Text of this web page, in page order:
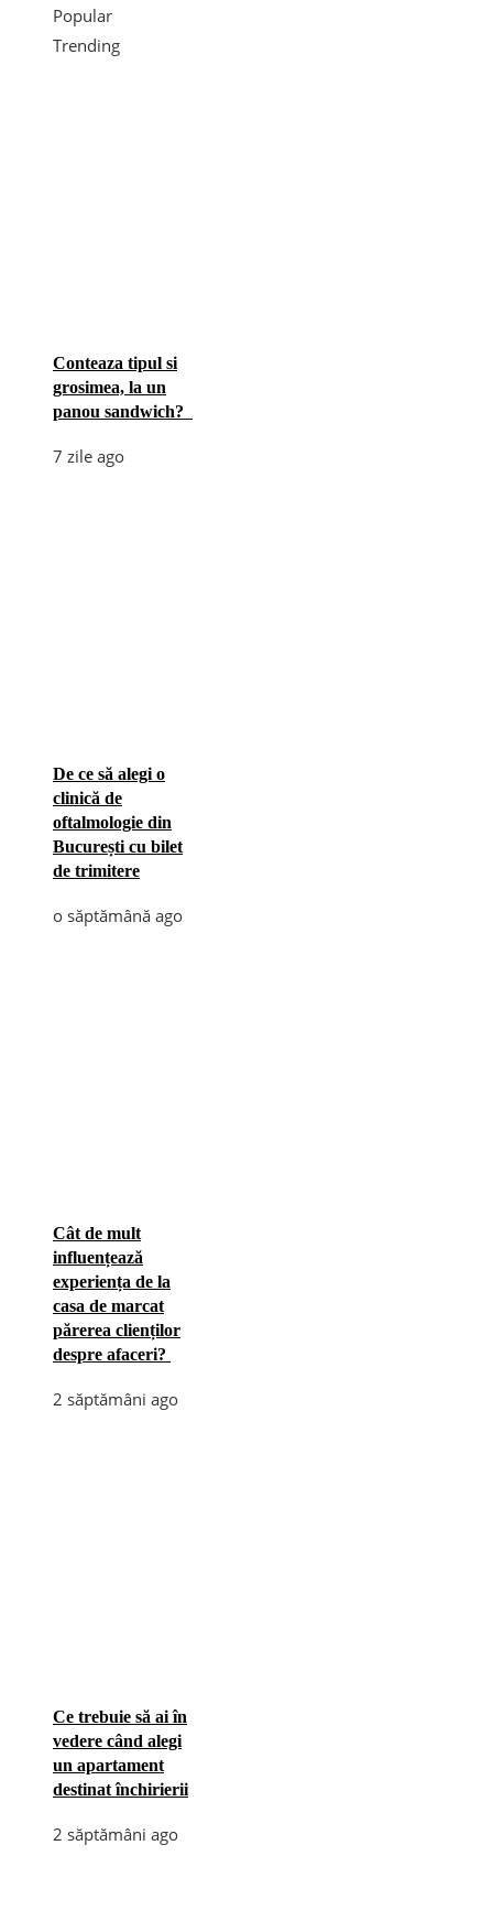
Popular
Trending
Conteaza tipul si
grosimea, la un
panou sandwich?
7 zile ago
De ce să alegi o
clinică de
oftalmologie din
București cu bilet
de trimitere
o săptămână ago
Cât de mult
influențează
experiența de la
casa de marcat
părerea clienților
despre afaceri?
2 săptămâni ago
Ce trebuie să ai în
vedere când alegi
un apartament
destinat închirierii
2 săptămâni ago